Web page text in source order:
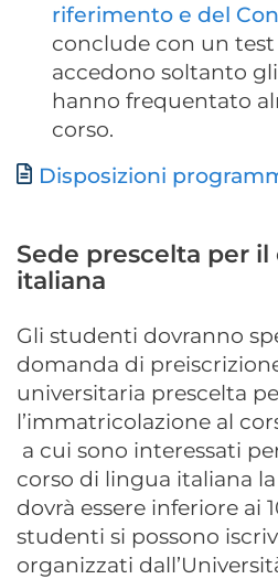
riferimento e del
conclude con un
accedono soltanto
hanno frequentato
corso.
Documento
Disposizioni
Sede prescelta per
italiana
Gli studenti dovranno
domanda di
universitaria prescelta
l’immatricolazione al
a cui sono interessati
corso di lingua italiana
dovrà essere inferiore ai
studenti si possono
organizzati